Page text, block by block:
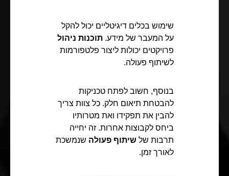
שימוש בכלים דיגיטליים יכול להקל
על המעבר של מידע. תוכנות ניהול
פרויקטים יכולות ליצור פלטפורמות
לשיתוף פעולה.
בנוסף, חשוב לפתח טכניקות
להבטחת תיאום חלק. כל צוות צריך
להבין את תפקידו ואת מטרותיו
ביחס לקבוצות אחרות. זה יחייה
תרבות של שיתוף פעולה שנמשכת
לאורך זמן.